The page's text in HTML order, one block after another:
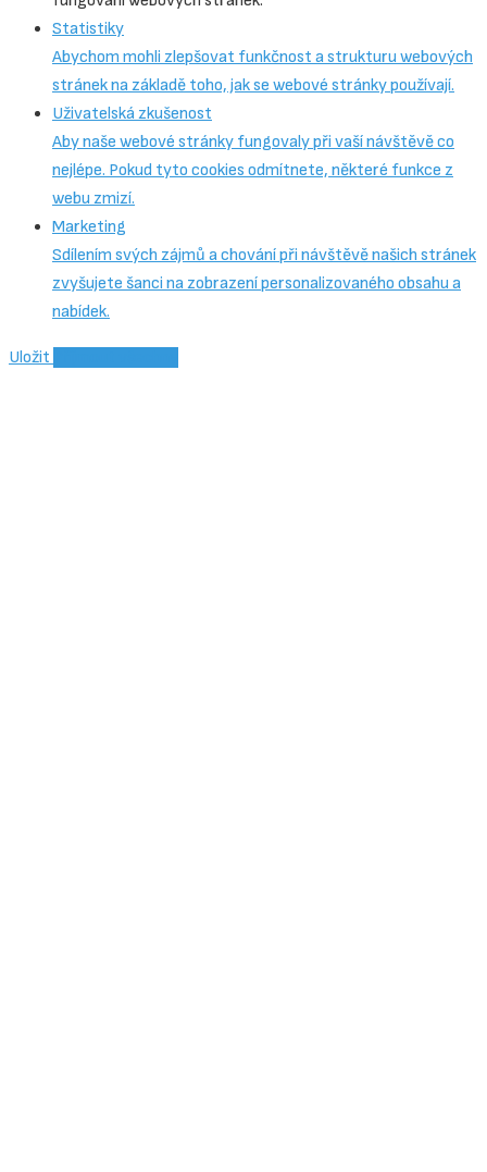
Statistiky
Abychom mohli zlepšovat funkčnost a strukturu webových
stránek na základě toho, jak se webové stránky používají.
Uživatelská zkušenost
Aby naše webové stránky fungovaly při vaší návštěvě co
nejlépe. Pokud tyto cookies odmítnete, některé funkce z
webu zmizí.
Marketing
Sdílením svých zájmů a chování při návštěvě našich stránek
zvyšujete šanci na zobrazení personalizovaného obsahu a
nabídek.
Uložit